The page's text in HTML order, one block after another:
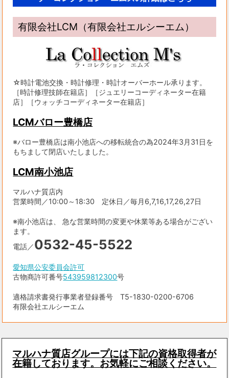
有限会社LCM（有限会社エルシーエム）
☆時計電池交換・時計修理・時計オーバーホール承ります。
［時計修理技師在籍店］［ジュエリーコーディネーター在籍
店］［ウォッチコーディネーター在籍店］
LCMバロー豊橋店
※バロー豊橋店は南小池店への移転統合の為2024年3月31日を
もちまして閉店いたしました。
LCM南小池店
マルハナ質店内
営業時間／10:00～18:30 定休日／毎月6,7,16,17,26,27日
※南小池店は、 急な営業時間の変更や休業等ある場合がござい
ます。
電話／0532-45-5522
愛知県公安委員会許可
古物商許可番号543959812300号
適格請求書発行事業者登録番号 T5-1830-0200-6706
有限会社エルシーエム
マルハナ質店グループには下記の資格取得者が
在籍しております。お気軽にご相談ください。